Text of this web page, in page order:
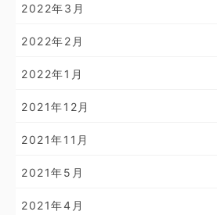
2022年3月
2022年2月
2022年1月
2021年12月
2021年11月
2021年5月
2021年4月